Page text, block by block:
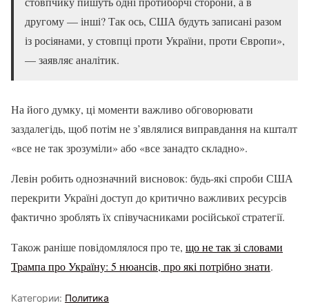
другому — інші? Так ось, США будуть записані разом
із росіянами, у стовпці проти України, проти Європи»,
— заявляє аналітик.
На його думку, ці моменти важливо обговорювати
заздалегідь, щоб потім не з’являлися виправдання на кшталт
«все не так зрозуміли» або «все занадто складно».
Левін робить однозначний висновок: будь-які спроби США
перекрити Україні доступ до критично важливих ресурсів
фактично зроблять їх співучасниками російської стратегії.
Також раніше повідомлялося про те, що не так зі словами
Трампа про Україну: 5 нюансів, про які потрібно знати.
Категории: Политика